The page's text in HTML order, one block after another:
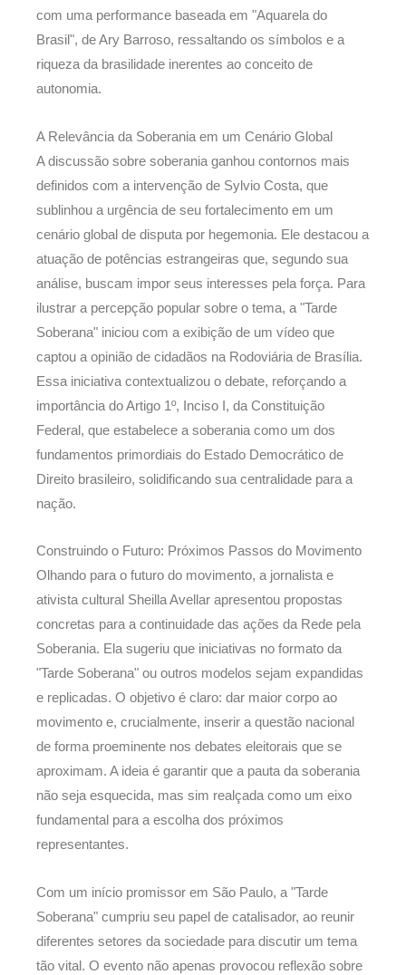
com uma performance baseada em "Aquarela do
Brasil", de Ary Barroso, ressaltando os símbolos e a
riqueza da brasilidade inerentes ao conceito de
autonomia.
A Relevância da Soberania em um Cenário Global
A discussão sobre soberania ganhou contornos mais
definidos com a intervenção de Sylvio Costa, que
sublinhou a urgência de seu fortalecimento em um
cenário global de disputa por hegemonia. Ele destacou a
atuação de potências estrangeiras que, segundo sua
análise, buscam impor seus interesses pela força. Para
ilustrar a percepção popular sobre o tema, a "Tarde
Soberana" iniciou com a exibição de um vídeo que
captou a opinião de cidadãos na Rodoviária de Brasília.
Essa iniciativa contextualizou o debate, reforçando a
importância do Artigo 1º, Inciso I, da Constituição
Federal, que estabelece a soberania como um dos
fundamentos primordiais do Estado Democrático de
Direito brasileiro, solidificando sua centralidade para a
nação.
Construindo o Futuro: Próximos Passos do Movimento
Olhando para o futuro do movimento, a jornalista e
ativista cultural Sheilla Avellar apresentou propostas
concretas para a continuidade das ações da Rede pela
Soberania. Ela sugeriu que iniciativas no formato da
"Tarde Soberana" ou outros modelos sejam expandidas
e replicadas. O objetivo é claro: dar maior corpo ao
movimento e, crucialmente, inserir a questão nacional
de forma proeminente nos debates eleitorais que se
aproximam. A ideia é garantir que a pauta da soberania
não seja esquecida, mas sim realçada como um eixo
fundamental para a escolha dos próximos
representantes.
Com um início promissor em São Paulo, a "Tarde
Soberana" cumpriu seu papel de catalisador, ao reunir
diferentes setores da sociedade para discutir um tema
tão vital. O evento não apenas provocou reflexão sobre